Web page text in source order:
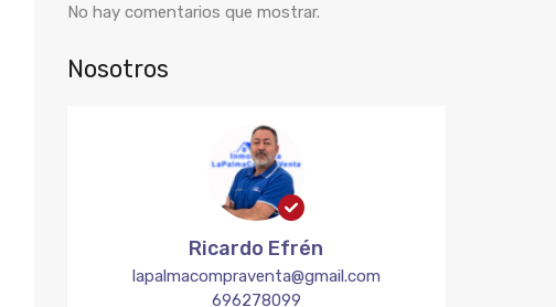
No hay comentarios que mostrar.
Nosotros
Ricardo Efrén
lapalmacompraventa@gmail.com
696278099